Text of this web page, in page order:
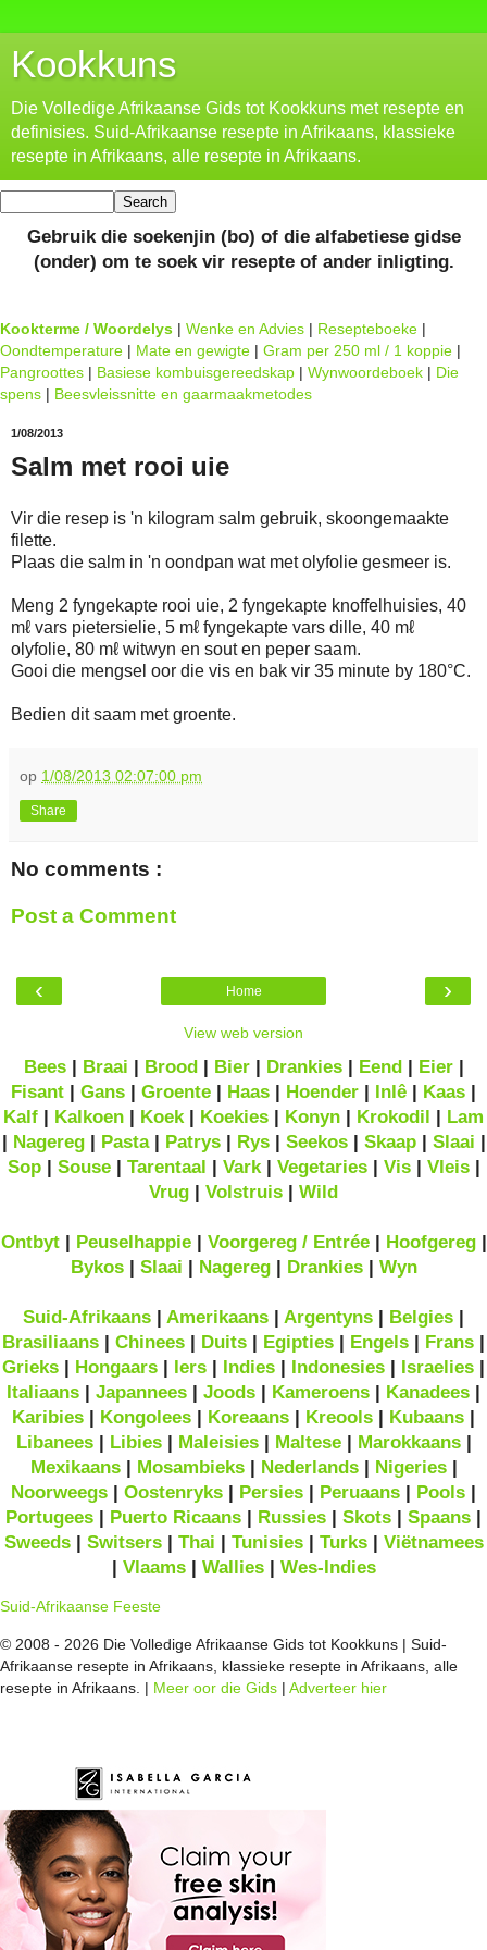
Kookkuns
Die Volledige Afrikaanse Gids tot Kookkuns met resepte en
definisies. Suid-Afrikaanse resepte in Afrikaans, klassieke
resepte in Afrikaans, alle resepte in Afrikaans.
Gebruik die soekenjin (bo) of die alfabetiese gidse
(onder) om te soek vir resepte of ander inligting.
Kookterme / Woordelys | Wenke en Advies | Resepteboeke |
Oondtemperature | Mate en gewigte | Gram per 250 ml / 1 koppie |
Pangroottes | Basiese kombuisgereedskap | Wynwoordeboek | Die
spens | Beesvleissnitte en gaarmaakmetodes
1/08/2013
Salm met rooi uie
Vir die resep is 'n kilogram salm gebruik, skoongemaakte
filette.
Plaas die salm in 'n oondpan wat met olyfolie gesmeer is.
Meng 2 fyngekapte rooi uie, 2 fyngekapte knoffelhuisies, 40
mℓ vars pietersielie, 5 mℓ fyngekapte vars dille, 40 mℓ
olyfolie, 80 mℓ witwyn en sout en peper saam.
Gooi die mengsel oor die vis en bak vir 35 minute by 180°C.
Bedien dit saam met groente.
op 1/08/2013 02:07:00 pm
Share
No comments :
Post a Comment
‹ ›
Home
View web version
Bees| Braai | Brood| Bier| Drankies| Eend| Eier|
Fisant | Gans | Groente | Haas | Hoender | Inlê | Kaas |
Kalf | Kalkoen | Koek | Koekies | Konyn | Krokodil | Lam
| Nagereg| Pasta| Patrys| Rys| Seekos| Skaap| Slaai |
Sop| Souse| Tarentaal | Vark| Vegetaries| Vis| Vleis|
Vrug | Volstruis | Wild
Ontbyt| Peuselhappie| Voorgereg / Entrée| Hoofgereg|
Bykos| Slaai | Nagereg| Drankies| Wyn
Suid-Afrikaans | Amerikaans | Argentyns | Belgies |
Brasiliaans | Chinees | Duits | Egipties | Engels | Frans |
Grieks | Hongaars | Iers | Indies | Indonesies | Israelies |
Italiaans | Japannees | Joods | Kameroens | Kanadees |
Karibies | Kongolees | Koreaans | Kreools | Kubaans |
Libanees| Libies| Maleisies| Maltese| Marokkaans|
Mexikaans| Mosambieks| Nederlands| Nigeries|
Noorweegs | Oostenryks | Persies | Peruaans | Pools |
Portugees | Puerto Ricaans | Russies | Skots | Spaans |
Sweeds| Switsers| Thai | Tunisies| Turks| Viëtnamees
| Vlaams| Wallies| Wes-Indies
Suid-Afrikaanse Feeste
© 2008 - 2026 Die Volledige Afrikaanse Gids tot Kookkuns | Suid-
Afrikaanse resepte in Afrikaans, klassieke resepte in Afrikaans, alle
resepte in Afrikaans. | Meer oor die Gids | Adverteer hier